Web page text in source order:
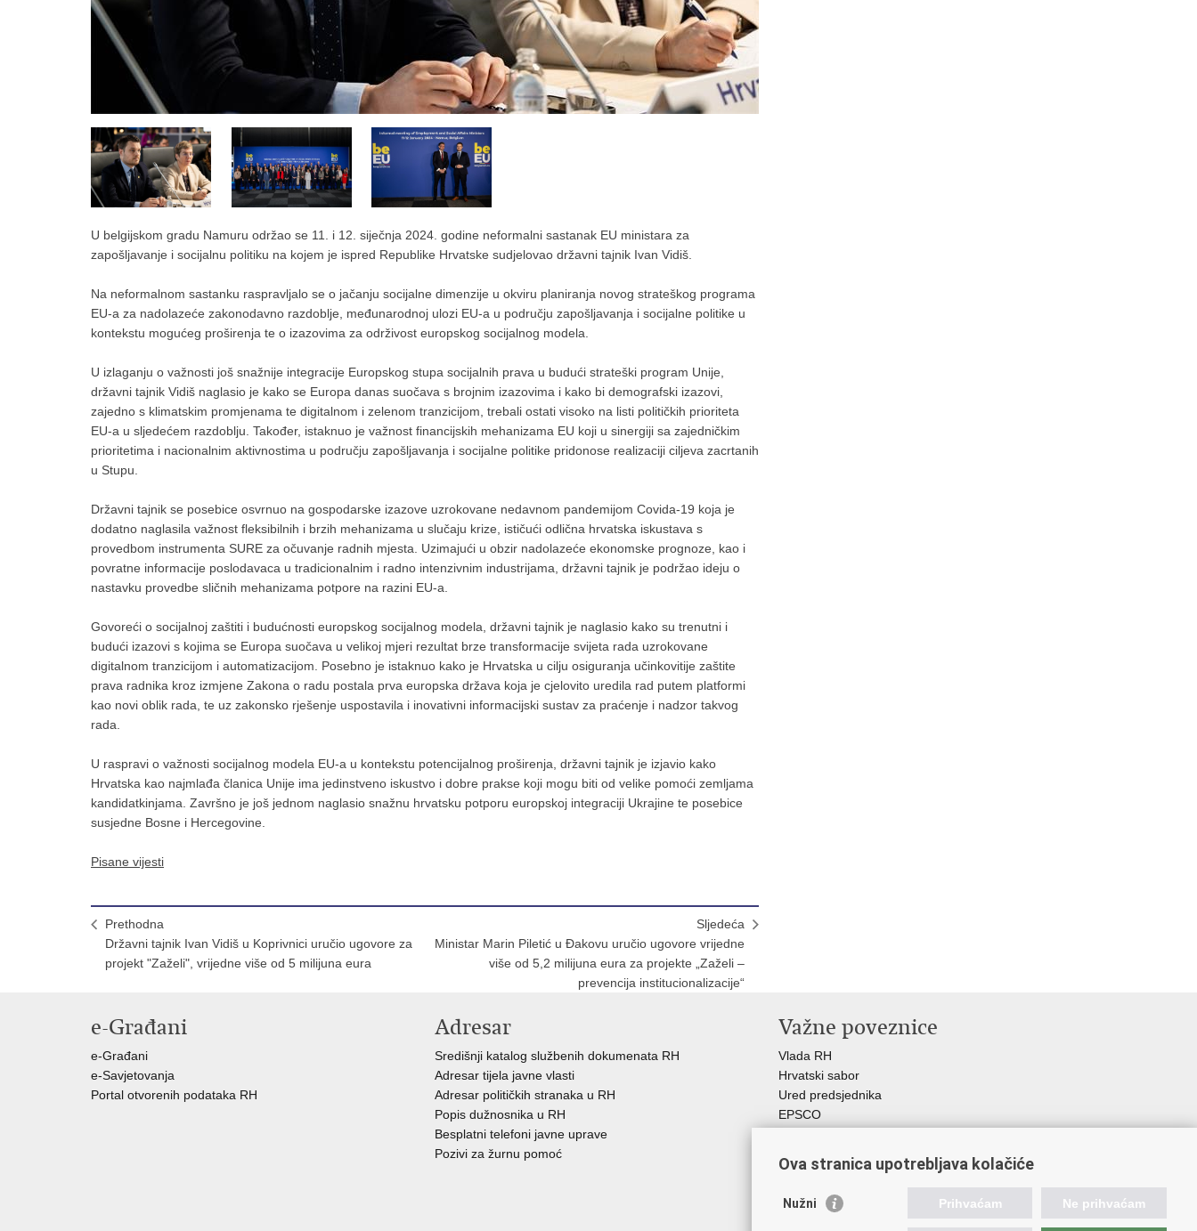
U belgijskom gradu Namuru održao se 11. i 12. siječnja 2024. godine neformalni sastanak EU ministara za
zapošljavanje i socijalnu politiku na kojem je ispred Republike Hrvatske sudjelovao državni tajnik Ivan Vidiš.
Na neformalnom sastanku raspravljalo se o jačanju socijalne dimenzije u okviru planiranja novog strateškog programa
EU-a za nadolazeće zakonodavno razdoblje, međunarodnoj ulozi EU-a u području zapošljavanja i socijalne politike u
kontekstu mogućeg proširenja te o izazovima za održivost europskog socijalnog modela.
U izlaganju o važnosti još snažnije integracije Europskog stupa socijalnih prava u budući strateški program Unije,
državni tajnik Vidiš naglasio je kako se Europa danas suočava s brojnim izazovima i kako bi demografski izazovi,
zajedno s klimatskim promjenama te digitalnom i zelenom tranzicijom, trebali ostati visoko na listi političkih prioriteta
EU-a u sljedećem razdoblju. Također, istaknuo je važnost financijskih mehanizama EU koji u sinergiji sa zajedničkim
prioritetima i nacionalnim aktivnostima u području zapošljavanja i socijalne politike pridonose realizaciji ciljeva zacrtanih
u Stupu.
Državni tajnik se posebice osvrnuo na gospodarske izazove uzrokovane nedavnom pandemijom Covida-19 koja je
dodatno naglasila važnost fleksibilnih i brzih mehanizama u slučaju krize, ističući odlična hrvatska iskustava s
provedbom instrumenta SURE za očuvanje radnih mjesta. Uzimajući u obzir nadolazeće ekonomske prognoze, kao i
povratne informacije poslodavaca u tradicionalnim i radno intenzivnim industrijama, državni tajnik je podržao ideju o
nastavku provedbe sličnih mehanizama potpore na razini EU-a.
Govoreći o socijalnoj zaštiti i budućnosti europskog socijalnog modela, državni tajnik je naglasio kako su trenutni i
budući izazovi s kojima se Europa suočava u velikoj mjeri rezultat brze transformacije svijeta rada uzrokovane
digitalnom tranzicijom i automatizacijom. Posebno je istaknuo kako je Hrvatska u cilju osiguranja učinkovitije zaštite
prava radnika kroz izmjene Zakona o radu postala prva europska država koja je cjelovito uredila rad putem platformi
kao novi oblik rada, te uz zakonsko rješenje uspostavila i inovativni informacijski sustav za praćenje i nadzor takvog
rada.
U raspravi o važnosti socijalnog modela EU-a u kontekstu potencijalnog proširenja, državni tajnik je izjavio kako
Hrvatska kao najmlađa članica Unije ima jedinstveno iskustvo i dobre prakse koji mogu biti od velike pomoći zemljama
kandidatkinjama. Završno je još jednom naglasio snažnu hrvatsku potporu europskoj integraciji Ukrajine te posebice
susjedne Bosne i Hercegovine.
Pisane vijesti
Prethodna
Državni tajnik Ivan Vidiš u Koprivnici uručio ugovore za
projekt "Zaželi", vrijedne više od 5 milijuna eura
Sljedeća
Ministar Marin Piletić u Đakovu uručio ugovore vrijedne
više od 5,2 milijuna eura za projekte „Zaželi –
prevencija institucionalizacije“
e-Građani
e-Građani
e-Savjetovanja
Portal otvorenih podataka RH
Adresar
Središnji katalog službenih dokumenata RH
Adresar tijela javne vlasti
Adresar političkih stranaka u RH
Popis dužnosnika u RH
Besplatni telefoni javne uprave
Pozivi za žurnu pomoć
Važne poveznice
Vlada RH
Hrvatski sabor
Ured predsjednika
EPSCO
HZMO
Hrvatski zavod za socijalni rad
Ova stranica upotrebljava kolačiće
Nužni Prihvaćam Ne prihvaćam